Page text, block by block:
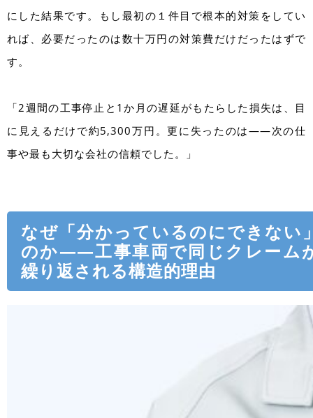
にした結果です。もし最初の１件目で根本的対策をしてい
れば、必要だったのは数十万円の対策費だけだったはずで
す。
「2週間の工事停止と1か月の遅延がもたらした損失は、目
に見えるだけで約5,300万円。更に失ったのは——次の仕
事や最も大切な会社の信頼でした。」
なぜ「分かっているのにできない
のか——工事車両で同じクレーム
繰り返される構造的理由